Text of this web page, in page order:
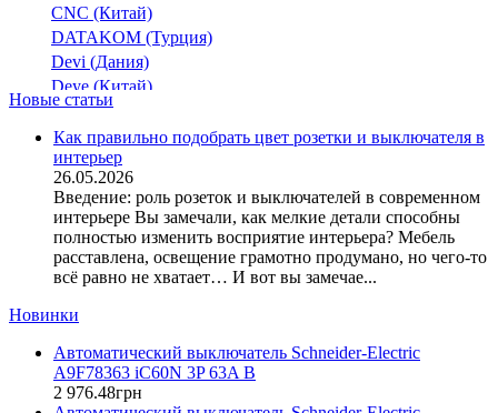
e.rccb.stand.(2)
EFI 2(1)
EFI-2 (AC)(1)
EFI-4 (AC)
EFI-P2R(4)
EFI4
EFI6(2)
EFI6-P2 (AC)(2)
(2)
FIM
FRCdM
NL1
NL1-100
CNC (Китай)
DATAKOM (Турция)
Devi (Дания)
Deye (Китай)
DigiTop (Украина)
DKC (Украина)
Dyness (Китай)
E.NEXT (Украина)
EAE Electric
Eastron (Китай)
Eaton (США)
ElectrO (Украина)
EON (Таиланд)
ETI (Словения)
ETREL (Словения)
Новые статьи
Как правильно подобрать цвет розетки и выключателя в
интерьер
26.05.2026
Введение: роль розеток и выключателей в современном
интерьере Вы замечали, как мелкие детали способны
полностью изменить восприятие интерьера? Мебель
расставлена, освещение грамотно продумано, но чего-то
всё равно не хватает… И вот вы замечае...
Новинки
Автоматический выключатель Schneider-Electric
A9F78363 iC60N 3P 63A B
2 976.48грн